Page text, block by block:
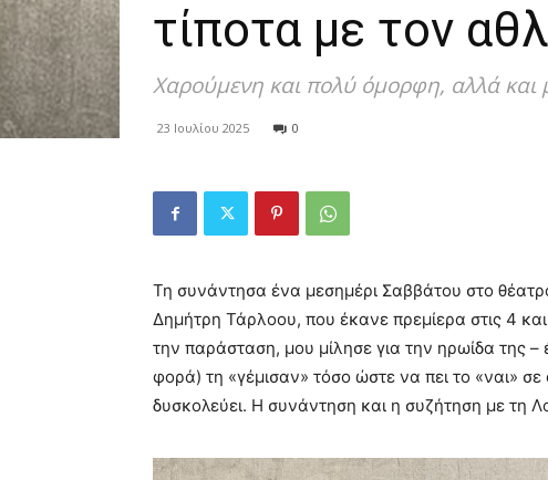
τίποτα με τον
Χαρούμενη και πολύ όμορφη, αλλά και
23 Ιουλίου 2025 0
Τη συνάντησα ένα μεσημέρι Σαββάτου στο
Δημήτρη Τάρλοου, που έκανε πρεμίερα στις 4
την παράσταση, μου μίλησε για την ηρωίδα της
φορά) τη «γέμισαν» τόσο ώστε να πει το «ναι» σε
δυσκολεύει. Η συνάντηση και η συζήτηση με τη